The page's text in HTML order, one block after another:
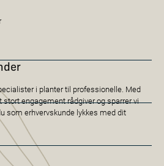
i planter til professionelle. Med
engagement rådgiver og sparrer vi
som erhvervskunde lykkes med dit